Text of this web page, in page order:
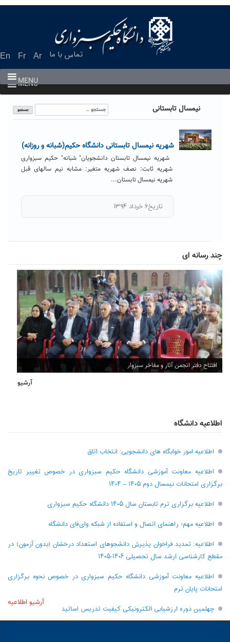
En Fr Ar تماس با ما
MENU
MENU
نیمسال تابستانی
جستجو
برای:
شهریه نیمسال تابستانی دانشگاه حکیم(شبانه و روزانه)
شهریه نیمسال تابستان دانشجویان" شبانه" حکیم سبزواری
شهریه ثابت: نصف شهریه متغیر: مشابه نیم سالهای قبل
شهریه نیمسال تابستان...
تاریخ۶ خرداد ۱۳۹۴
چند رسانه ای
افتتاح دفتر انجمن آثار و مفاخر سبزوار
آرشیو
اطلاعیه دانشگاه
اطلاعیه امور خوابگاه های دانشجویی: انتخاب اتاق
اطلاعیه معاونت آموزشی دانشگاه حکیم سبزواری در خصوص تغییر تاریخ
برگزاری امتحانات نیمسال دوم ۱۴۰۵ – ۱۴۰۴
اطلاعیه برگزاری ترم تابستان سال ۱۴۰۵ دانشگاه حکیم سبزواری
اطلاعیه مهم؛ راهنمای اتصال و استفاده از شبکه وای‌فای دانشگاه
اطلاعیه: تمدید فراخوان پذیرش دانشجو‌های استعداد درخشان (بدون آزمون) در
مقطع کارشناسی ارشد سال تحصیلی ۱۴۰۶-۱۴۰۵
اطلاعیه معاونت آموزشی دانشگاه حکیم سبزواری در خصوص نحوه برگزاری
امتحانات پایان ترم
چهلمین دوره ارزشیابی الکترونیکی کیفیت تدریس اساتید
آرشیو اطلاعیه